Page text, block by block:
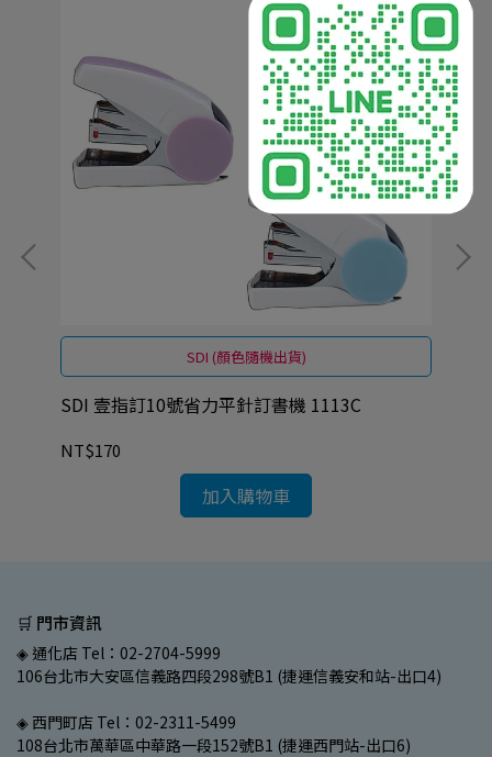
SDI (顏色隨機出貨)
SDI 壹指訂10號省力平針訂書機 1113C
NT$170
加入購物車
🛒 門市資訊
◈ 通化店 Tel：02-2704-5999
106台北市大安區信義路四段298號B1 (捷運信義安和站-出口4)
◈ 西門町店 Tel：02-2311-5499
108台北市萬華區中華路一段152號B1 (捷運西門站-出口6)